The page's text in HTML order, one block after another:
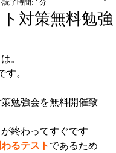
対策無料勉強
読了時間: 1分
。
す。
勉強会を無料開催致
終わってすぐです
るテスト であるため